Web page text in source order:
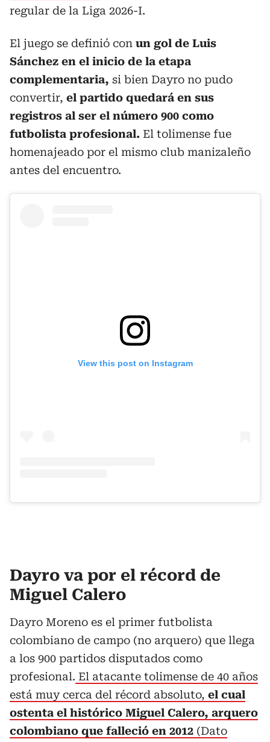
regular de la Liga 2026-I.
El juego se definió con un gol de Luis
Sánchez en el inicio de la etapa
complementaria, si bien Dayro no pudo
convertir, el partido quedará en sus
registros al ser el número 900 como
futbolista profesional. El tolimense fue
homenajeado por el mismo club manizaleño
antes del encuentro.
View this post on Instagram
Dayro va por el récord de
Miguel Calero
Dayro Moreno es el primer futbolista
colombiano de campo (no arquero) que llega
a los 900 partidos disputados como
profesional. El atacante tolimense de 40 años
está muy cerca del récord absoluto, el cual
ostenta el histórico Miguel Calero, arquero
colombiano que falleció en 2012 (Dato